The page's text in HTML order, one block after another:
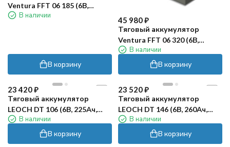
Ventura FFT 06 185 (6В,
185Ач, WET)
В наличии
В корзину
45 980₽
Тяговый аккумулятор
Ventura FFT 06 320 (6В,
320Ач, WET)
В наличии
В корзину
23 420₽
Тяговый аккумулятор
LEOCH DT 106 (6В, 225Ач,
WET)В наличии
В корзину
23 520₽
Тяговый аккумулятор
LEOCH DT 146 (6В, 260Ач,
WET)В наличии
В корзину